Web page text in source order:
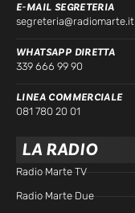
E-MAIL SEGRETERIA
segreteria@radiomarte.it
WHATSAPP DIRETTA
339 666 99 90
LINEA COMMERCIALE
081 780 20 01
LA RADIO
Radio Marte TV
Radio Marte Due